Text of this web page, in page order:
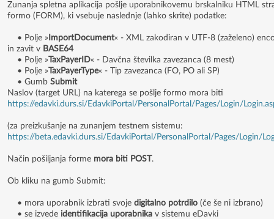
Zunanja spletna aplikacija pošlje uporabnikovemu brskalniku HTML
formo (FORM), ki vsebuje naslednje (lahko skrite) podatke:
• Polje » ImportDocument« - XML zakodiran v UTF-8 (zaželeno)
in zavit v BASE64
• Polje » TaxPayerID« - Davčna številka zavezanca (8 mest)
• Polje » TaxPayerType« - Tip zavezanca (FO, PO ali SP)
• Gumb Submit
Naslov (target URL) na katerega se pošlje formo mora biti
https://edavki.durs.si/EdavkiPortal/PersonalPortal/Pages/Login/
(za preizkušanje na zunanjem testnem sistemu:
https://beta.edavki.durs.si/EdavkiPortal/PersonalPortal/Pages/Login/
Način pošiljanja forme mora biti POST .
Ob kliku na gumb Submit:
• mora uporabnik izbrati svoje digitalno potrdilo (če še ni izbrano)
• se izvede identifikacija uporabnika v sistemu eDavki